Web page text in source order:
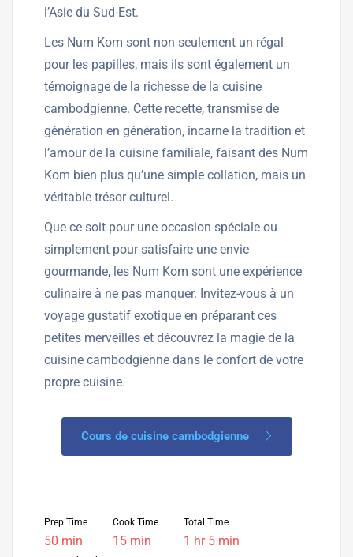
l’Asie du Sud-Est.
Les Num Kom sont non seulement un régal
pour les papilles, mais ils sont également un
témoignage de la richesse de la cuisine
cambodgienne. Cette recette, transmise de
génération en génération, incarne la tradition et
l’amour de la cuisine familiale, faisant des Num
Kom bien plus qu’une simple collation, mais un
véritable trésor culturel.
Que ce soit pour une occasion spéciale ou
simplement pour satisfaire une envie
gourmande, les Num Kom sont une expérience
culinaire à ne pas manquer. Invitez-vous à un
voyage gustatif exotique en préparant ces
petites merveilles et découvrez la magie de la
cuisine cambodgienne dans le confort de votre
propre cuisine.
Cours de cuisine cambodgienne
Prep Time
50 min
Cook Time
15 min
Total Time
1 hr 5 min